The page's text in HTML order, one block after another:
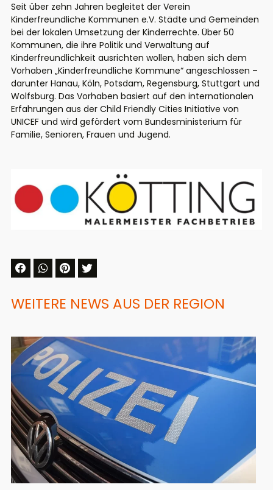
Seit über zehn Jahren begleitet der Verein
Kinderfreundliche Kommunen e.V. Städte und Gemeinden
bei der lokalen Umsetzung der Kinderrechte. Über 50
Kommunen, die ihre Politik und Verwaltung auf
Kinderfreundlichkeit ausrichten wollen, haben sich dem
Vorhaben „Kinderfreundliche Kommune“ angeschlossen –
darunter Hanau, Köln, Potsdam, Regensburg, Stuttgart und
Wolfsburg. Das Vorhaben basiert auf den internationalen
Erfahrungen aus der Child Friendly Cities Initiative von
UNICEF und wird gefördert vom Bundesministerium für
Familie, Senioren, Frauen und Jugend.
WEITERE NEWS AUS DER REGION